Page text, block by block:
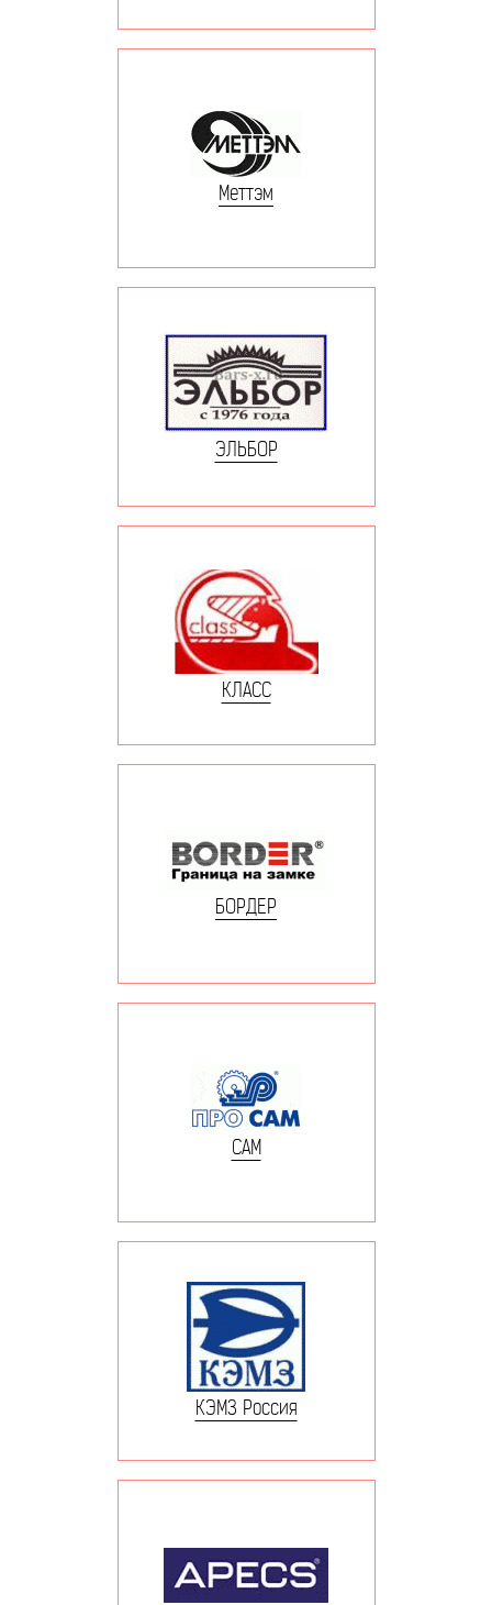
Меттэм
ЭЛЬБОР
КЛАСС
БОРДЕР
САМ
КЭМЗ Россия